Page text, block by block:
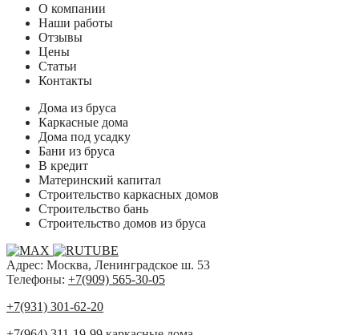
О компании
Наши работы
Отзывы
Цены
Статьи
Контакты
Дома из бруса
Каркасные дома
Дома под усадку
Бани из бруса
В кредит
Материнский капитал
Строительство каркасных домов
Строительство бань
Строительство домов из бруса
Адрес: Москва, Ленинградское ш. 53
Телефоны: +7(909) 565-30-05
+7(931) 301-62-20